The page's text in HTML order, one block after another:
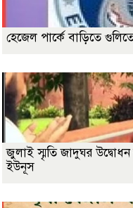
হেজেল পার্কে বাড়িতে
জুলাই স্মৃতি জাদুঘর উদ্বোধন
ইউনূস